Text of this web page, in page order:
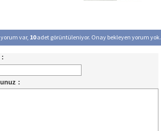
yorum var, 10adet görüntüleniyor. Onay bekleyen yorum yok.